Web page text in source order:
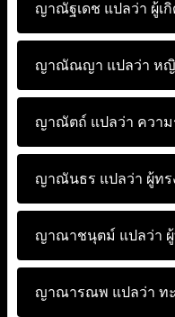
ญาณัฐเดช แปลว่า ผู้เ
ญาณัณญา แปลว่า หญิ
ญาณัตถ์ แปลว่า ความ
ญาณันธร แปลว่า ผู้ทร
ญาณาชนุตม์ แปลว่า
ญาณารณพ แปลว่า ท